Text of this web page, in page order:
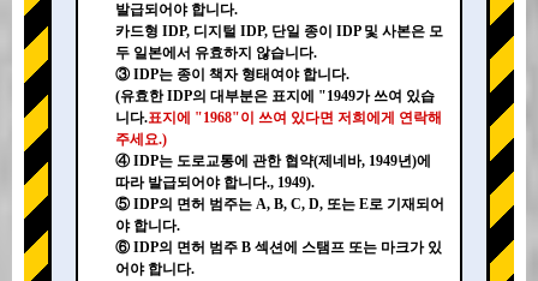
발급되어야 합니다.
카드형 IDP, 디지털 IDP, 단일 종이 IDP 및 사본은 모
두 일본에서 유효하지 않습니다.
③ IDP는 종이 책자 형태여야 합니다.
(유효한 IDP의 대부분은 표지에 "1949가 쓰여 있습
니다.표지에 "1968"이 쓰여 있다면 저희에게 연락해
주세요.)
④ IDP는 도로교통에 관한 협약(제네바, 1949년)에
따라 발급되어야 합니다., 1949).
⑤ IDP의 면허 범주는 A, B, C, D, 또는 E로 기재되어
야 합니다.
⑥ IDP의 면허 범주 B 섹션에 스탬프 또는 마크가 있
어야 합니다.